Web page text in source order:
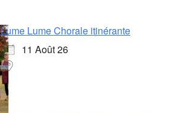
Lume Lume Chorale itinérante
11 Août 26